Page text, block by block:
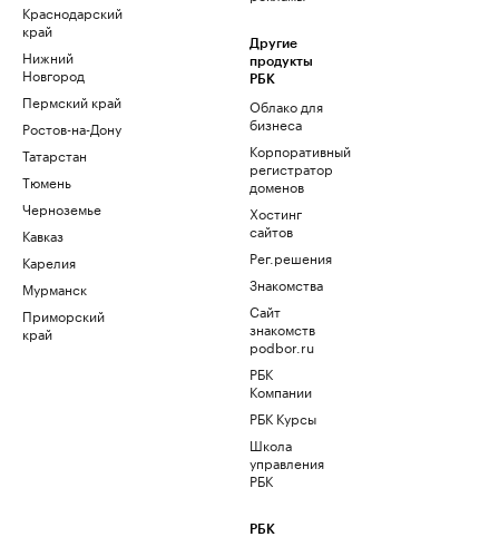
Краснодарский
край
Нижний
Новгород
Пермский край
Ростов-на-Дону
Татарстан
Тюмень
Черноземье
Кавказ
Карелия
Мурманск
Приморский
край
Другие
продукты
РБК
Облако для
бизнеса
Корпоративный
регистратор
доменов
Хостинг
сайтов
Рег.решения
Знакомства
Сайт
знакомств
podbor.ru
РБК
Компании
РБК Курсы
Школа
управления
РБК
РБК